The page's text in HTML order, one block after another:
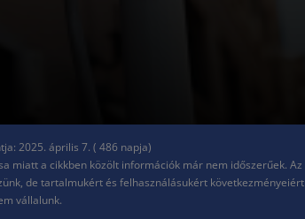
2025. április 7. ( 486 napja)
miatt a cikkben közölt információk már nem időszerűek. Az
de tartalmukért és felhasználásukért következményeiért
vállalunk.